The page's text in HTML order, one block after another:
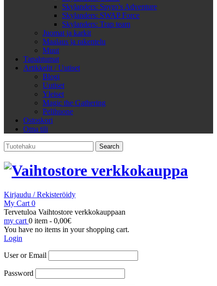
Skylanders: Spyro’s Adventure
Skylanders: SWAP Force
Skylanders: Trap team
Juomat ja karkit
Maalaus ja rakentelu
Muut
Tapahtumat
Artikkelit / Uutiset
Blogi
Uutiset
Yleiset
Magic the Gathering
Pelihuone
Ostoskori
Oma tili
Search
for:
Kirjaudu / Rekisteröidy
My Cart 0
Tervetuloa Vaihtostore verkkokauppaan
my cart 0 item - 0,00€
You have no items in your shopping cart.
Login
User or Email
Password